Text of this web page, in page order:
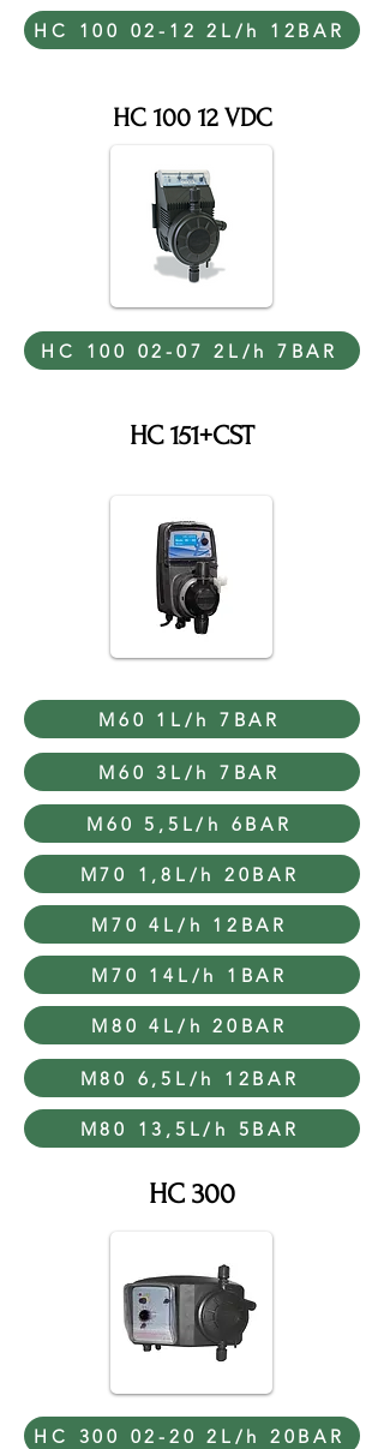
HC 100 02-12 2L/h 12BAR
HC 100 12 VDC
HC 100 02-07 2L/h 7BAR
HC 151+CST
M60 1L/h 7BAR
M60 3L/h 7BAR
M60 5,5L/h 6BAR
M70 1,8L/h 20BAR
M70 4L/h 12BAR
M70 14L/h 1BAR
M80 4L/h 20BAR
M80 6,5L/h 12BAR
M80 13,5L/h 5BAR
HC 300
HC 300 02-20 2L/h 20BAR